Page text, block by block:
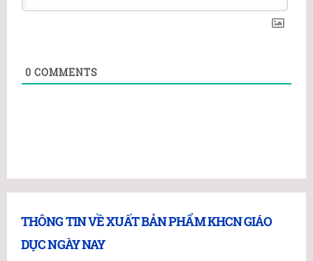
0 COMMENTS
THÔNG TIN VỀ XUẤT BẢN PHẨM KHCN GIÁO
DỤC NGÀY NAY